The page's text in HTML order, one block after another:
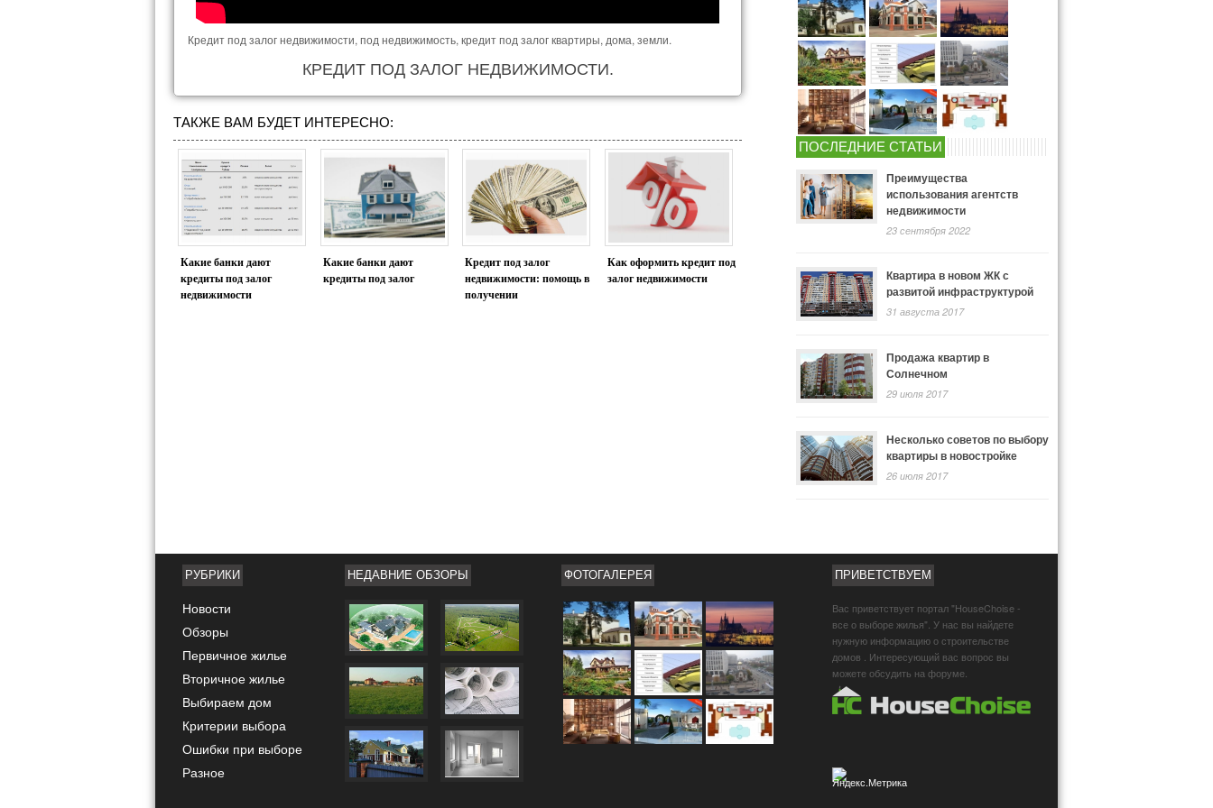
Кредит под залог недвижимости, под недвижимость, кредит под залог квартиры, дома, земли.
КРЕДИТ ПОД ЗАЛОГ НЕДВИЖИМОСТИ.
ТАКЖЕ ВАМ БУДЕТ ИНТЕРЕСНО:
Какие банки дают
кредиты под залог
недвижимости
Какие банки дают
кредиты под залог
Кредит под залог
недвижимости: помощь в
получении
Как оформить кредит под
залог недвижимости
ПОСЛЕДНИЕ СТАТЬИ
Преимущества
использования агентств
недвижимости
23 сентября 2022
Квартира в новом ЖК с
развитой инфраструктурой
31 августа 2017
Продажа квартир в
Солнечном
29 июля 2017
Несколько советов по выбору
квартиры в новостройке
26 июля 2017
РУБРИКИ
Новости
Обзоры
Первичное жилье
Вторичное жилье
Выбираем дом
Критерии выбора
Ошибки при выборе
Разное
НЕДАВНИЕ ОБЗОРЫ ФОТОГАЛЕРЕЯ ПРИВЕТСТВУЕМ
Вас приветствует портал "HouseChoise -
все о выборе жилья". У нас вы найдете
нужную информацию о строительстве
домов . Интересующий вас вопрос вы
можете обсудить на форуме.